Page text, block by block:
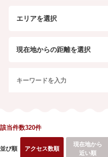
エリアを選択
現在地からの距離を選択
該当件数320件
並び順 アクセス数順
現在地から
近い順